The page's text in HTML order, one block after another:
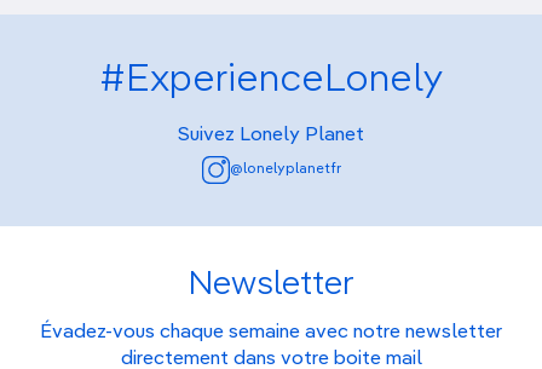
#ExperienceLonely
Suivez Lonely Planet
@lonelyplanetfr
Newsletter
Évadez-vous chaque semaine avec notre newsletter
directement dans votre boite mail